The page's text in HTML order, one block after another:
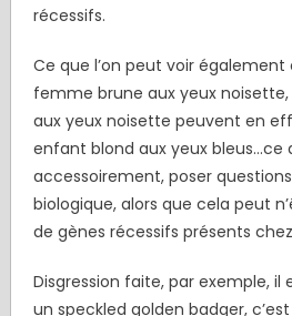
récessifs.
Ce que l’on peut voir
femme brune aux yeux
aux yeux noisette peuvent en
enfant blond aux yeux bleus…ce
accessoirement, poser
biologique, alors que cela peut
de gènes récessifs présents
Disgression faite, par exemple, il
un speckled golden badger,